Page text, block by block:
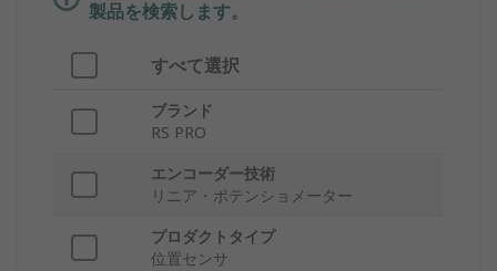
製品を検索します。
すべて選択
ブランド
RS PRO
エンコーダー技術
リニア・ポテンショメーター
プロダクトタイプ
位置センサ